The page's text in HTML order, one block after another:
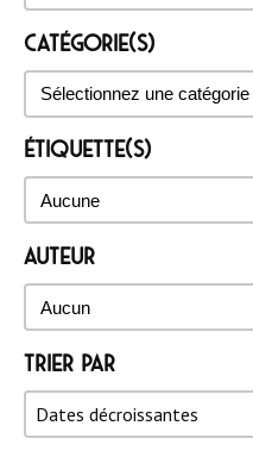
Catégorie(s)
Catégorie(s)
Catégorie(s)
Étiquette(s)
Étiquette(s)
Étiquette(s)
Auteur
Auteur
Auteur
Trier par
Trier par
Trier par
Dates décroissantes
Trier par